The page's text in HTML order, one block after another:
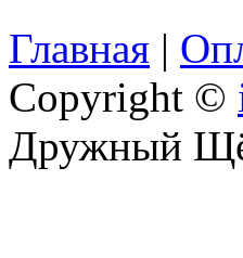
Главная |
Copyright ©
Дружный